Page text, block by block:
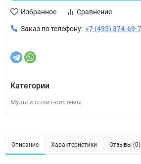
Избранное Сравнение
Заказ по телефону: +7 (495) 374-69-
Категории
Мульти сплит-системы
Описание Характеристики Отзывы (0)